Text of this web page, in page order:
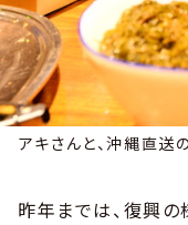
アキさんと、沖縄直送
昨年までは、復興